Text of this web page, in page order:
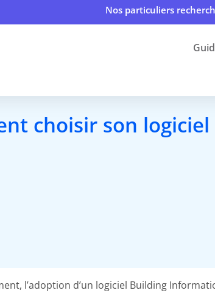
Nos particuliers
choisir son logiciel
l’adoption d’un logiciel Building